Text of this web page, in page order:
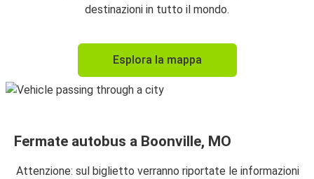
destinazioni in tutto il mondo.
Esplora la mappa
Fermate autobus a Boonville, MO
Attenzione: sul biglietto verranno riportate le informazioni